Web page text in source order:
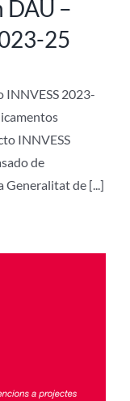
–
25
2023-
INNVESS
de
Generalitat de [...]